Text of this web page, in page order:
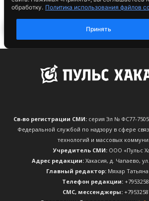
Св-во регистрации СМИ:серия Эл № ФС77-
Федеральной службой по надзору в сфере
технологий и массовых
Учредитель СМИ: ООО «Пульс
Адрес редакции:Хакасия, д. Чапаево,
Главный редактор: Мяхар
Телефон редакции:
CМС, мессенджеры: